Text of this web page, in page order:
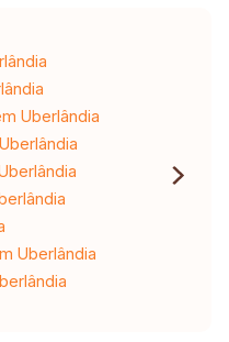
Uberlândia
Uberlândia